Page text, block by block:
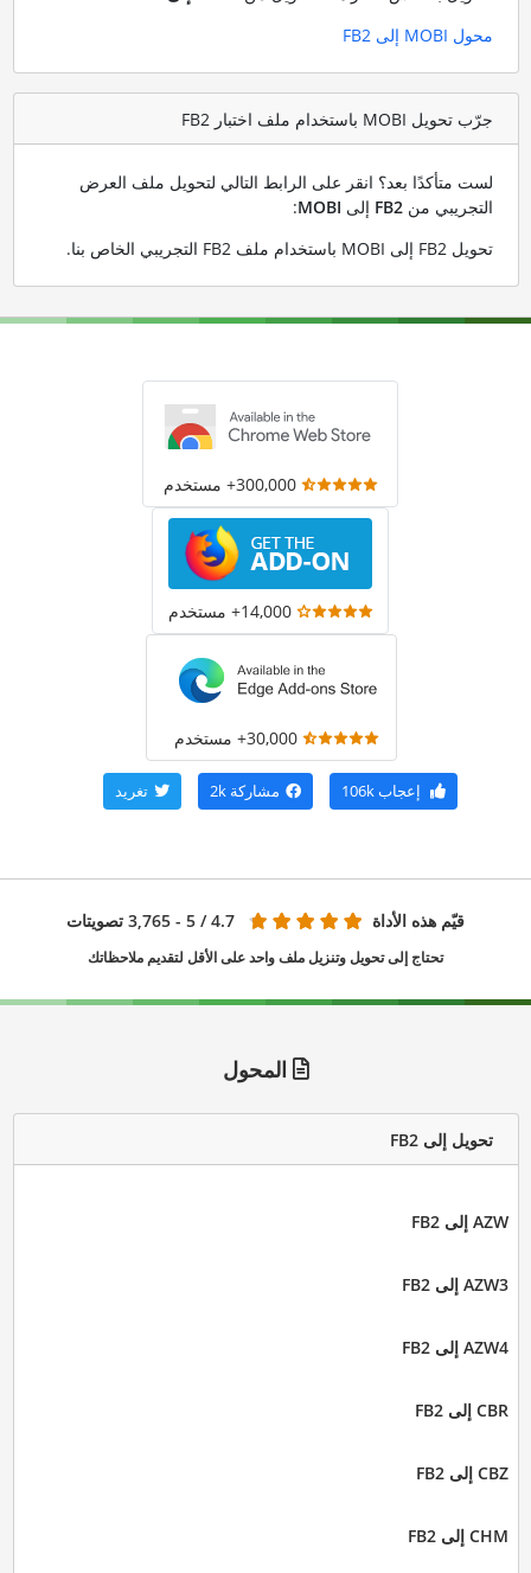
محول MOBI إلى FB2
جرّب تحويل MOBI باستخدام ملف اختبار FB2
لست متأكدًا بعد؟ انقر على الرابط التالي لتحويل ملف العرض
التجريبي من FB2إلى MOBI
:
تحويل FB2 إلى MOBI باستخدام ملف FB2 التجريبي الخاص بنا
.
300,000+ مستخدم
14,000+ مستخدم
30,000+ مستخدم
إعجاب106k مشاركة 2k تغريد
قيّم هذه الأداة 4.7 / 5 - 3,765 تصويتات
تحتاج إلى تحويل وتنزيل ملف واحد على الأقل لتقديم ملاحظاتك
المحول
تحويل إلى FB2
AZW إلى FB2
AZW3 إلى FB2
AZW4 إلى FB2
CBR إلى FB2
CBZ إلى FB2
CHM إلى FB2